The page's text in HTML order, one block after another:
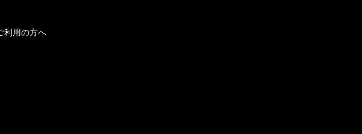
利用の方へ